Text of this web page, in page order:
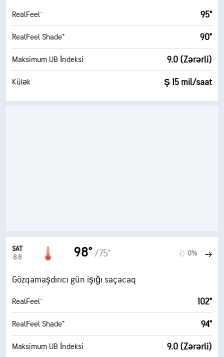
RealFeel® 95°
RealFeel Shade™ 90°
Maksimum UB İndeksi 9.0 (Zərərli)
Külək Ş 15 mil/saat
SAT
8.8
98° /75° 0%
Gözqamaşdırıcı gün işığı saçacaq
RealFeel® 102°
RealFeel Shade™ 94°
Maksimum UB İndeksi 9.0 (Zərərli)